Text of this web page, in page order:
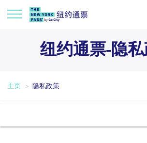
纽约通票-隐
主页 隐私政策